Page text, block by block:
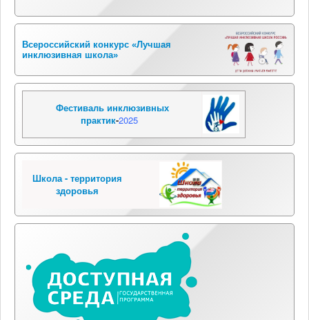
Всероссийский конкурс «Лучшая
инклюзивная школа»
Фестиваль инклюзивных
практик-2025
Школа - территория
здоровья